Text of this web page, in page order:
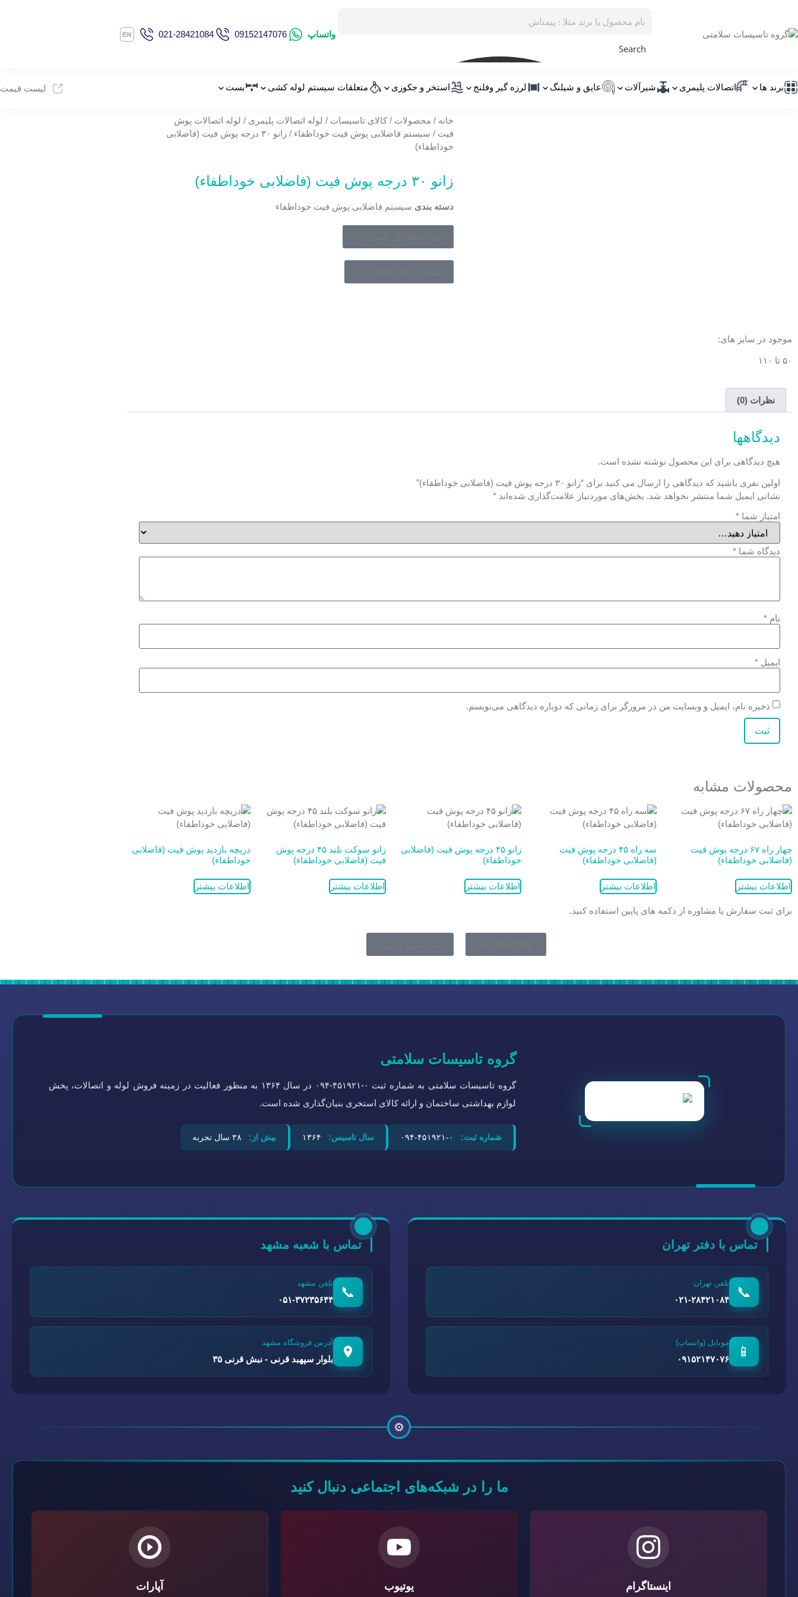
Search
واتساپ 021-28421084 09152147076
برند ها اتصالات پلیمری شیرآلات عایق و شیلنگ لرزه گیر وفلنج استخر و جکوزی متعلقات سیستم لوله کشی بست لیست قیمت
خانه / محصولات / کالای تاسیسات / لوله اتصالات پلیمری / لوله اتصالات پوش
فیت / سیستم فاضلابی پوش فیت خوداطفاء
/ زانو ۳۰ درجه پوش فیت (فاضلابی
خوداطفاء)
زانو ۳۰ درجه پوش فیت (فاضلابی خوداطفاء)
دسته بندی سیستم فاضلابی پوش فیت خوداطفاء
موجود در سایز های:
۵۰ تا ۱۱۰
نظرات (0)
دیدگاهها
هیچ دیدگاهی برای این محصول نوشته نشده است.
اولین نفری باشید که دیدگاهی را ارسال می کنید برای “زانو ۳۰ درجه پوش فیت (فاضلابی خوداطفاء)”
نشانی ایمیل شما منتشر نخواهد شد. بخش‌های موردنیاز علامت‌گذاری شده‌اند *
امتیاز شما *
دیدگاه شما *
نام *
ایمیل *
ذخیره نام، ایمیل و وبسایت من در مرورگر برای زمانی که دوباره دیدگاهی می‌نویسم.
محصولات مشابه
چهار راه ۶۷ درجه پوش فیت
(فاضلابی خوداطفاء)
اطلاعات بیشتر
سه راه ۴۵ درجه پوش فیت
(فاضلابی خوداطفاء)
اطلاعات بیشتر
زانو ۴۵ درجه پوش فیت (فاضلابی
خوداطفاء)
اطلاعات بیشتر
زانو سوکت بلند ۴۵ درجه پوش
فیت (فاضلابی خوداطفاء)
اطلاعات بیشتر
دریچه بازدید پوش فیت (فاضلابی
خوداطفاء)
اطلاعات بیشتر
برای ثبت سفارش یا مشاوره از دکمه های پایین استفاده کنید.
گروه تاسیسات سلامتی
گروه تاسیسات سلامتی به شماره ثبت ۰-۴۵۱۹۲۱-۰۹۴ در سال ۱۳۶۴ به منظور فعالیت در زمینه فروش لوله و اتصالات، پخش
لوازم بهداشتی ساختمان و ارائه کالای استخری بنیان‌گذاری شده است.
شماره ثبت: سال تاسیس: بیش از:
تماس با دفتر تهران
📞
تلفن تهران
۰۲۱-۲۸۴۲۱۰۸۴
📱
موبایل (واتساپ)
۰۹۱۵۲۱۴۷۰۷۶
تماس با شعبه مشهد
📞
تلفن مشهد
۰۵۱-۳۷۲۳۵۶۴۴
آدرس فروشگاه مشهد
بلوار سپهبد قرنی - نبش قرنی ۳۵
⚙️
ما را در شبکه‌های اجتماعی دنبال کنید
اینستاگرام یوتیوب آپارات